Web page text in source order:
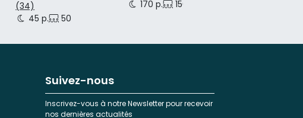
(34)
45 p.
50 p.
170 p.
150 p.
Suivez-nous
Inscrivez-vous à notre Newsletter pour recevoir
nos dernières actualités